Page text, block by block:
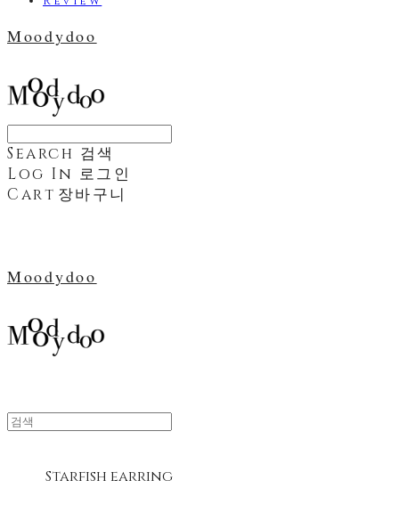
Moodydoo
Search 검색
Log In 로그인
Cart 장바구니
Moodydoo
Starfish earring